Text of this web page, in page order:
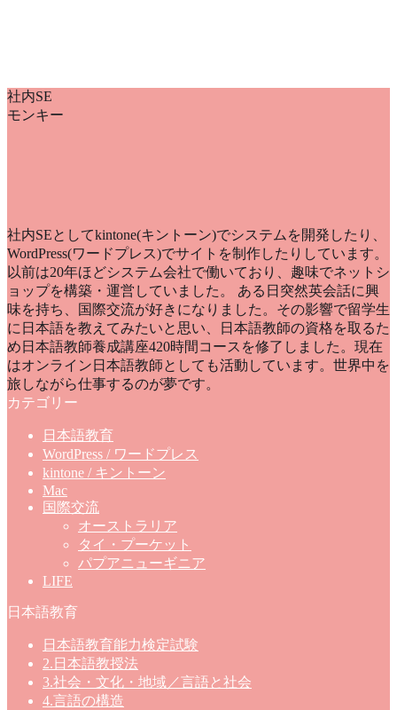
社内SE
モンキー
社内SEとしてkintone(キントーン)でシステムを開発したり、
WordPress(ワードプレス)でサイトを制作したりしています。
以前は20年ほどシステム会社で働いており、趣味でネットシ
ョップを構築・運営していました。 ある日突然英会話に興
味を持ち、国際交流が好きになりました。その影響で留学生
に日本語を教えてみたいと思い、日本語教師の資格を取るた
め日本語教師養成講座420時間コースを修了しました。現在
はオンライン日本語教師としても活動しています。世界中を
旅しながら仕事するのが夢です。
カテゴリー
日本語教育
WordPress / ワードプレス
kintone / キントーン
Mac
国際交流
オーストラリア
タイ・プーケット
パプアニューギニア
LIFE
日本語教育
日本語教育能力検定試験
2.日本語教授法
3.社会・文化・地域／言語と社会
4.言語の構造